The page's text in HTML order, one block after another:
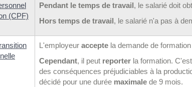
(CPF)
Pendant le temps de travail, le salarié doit
Hors temps de travail, le salarié n'a pas à
L'employeur accepte la demande de
Cependant, il peut reporter la formation.
des conséquences préjudiciables à la
décidé pour une durée maximale de 9 mois.